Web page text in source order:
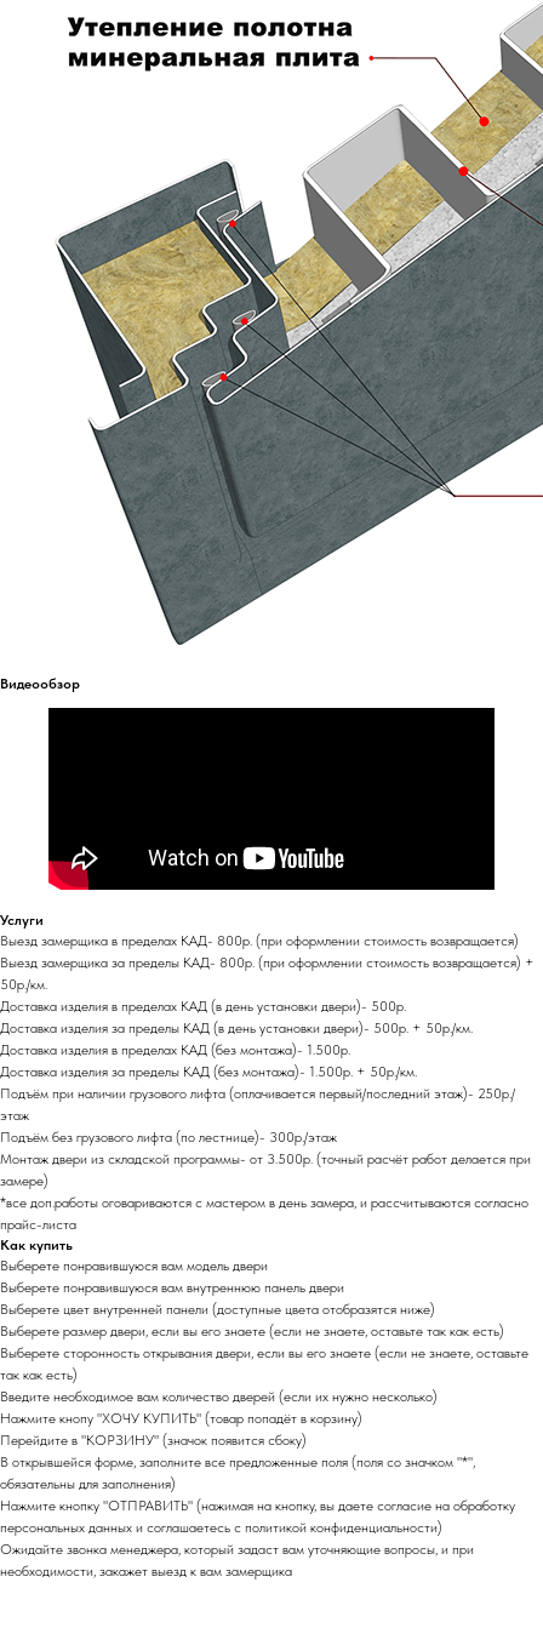
Видеообзор
Услуги
Выезд замерщика в пределах КАД- 800р. (при оформлении стоимость возвращается)
Выезд замерщика за пределы КАД- 800р. (при оформлении стоимость возвращается) +
50р./км.
Доставка изделия в пределах КАД (в день установки двери)- 500р.
Доставка изделия за пределы КАД (в день установки двери)- 500р. + 50р./км.
Доставка изделия в пределах КАД (без монтажа)- 1.500р.
Доставка изделия за пределы КАД (без монтажа)- 1.500р. + 50р./км.
Подъём при наличии грузового лифта (оплачивается первый/последний этаж)- 250р./
этаж
Подъём без грузового лифта (по лестнице)- 300р./этаж
Монтаж двери из складской программы- от 3.500р. (точный расчёт работ делается при
замере)
*все доп.работы оговариваются с мастером в день замера, и рассчитываются согласно
прайс-листа
Как купить
Выберете понравившуюся вам модель двери
Выберете понравившуюся вам внутреннюю панель двери
Выберете цвет внутренней панели (доступные цвета отобразятся ниже)
Выберете размер двери, если вы его знаете (если не знаете, оставьте так как есть)
Выберете сторонность открывания двери, если вы его знаете (если не знаете, оставьте
так как есть)
Введите необходимое вам количество дверей (если их нужно несколько)
Нажмите кнопу "ХОЧУ КУПИТЬ" (товар попадёт в корзину)
Перейдите в "КОРЗИНУ" (значок появится сбоку)
В открывшейся форме, заполните все предложенные поля (поля со значком "*",
обязательны для заполнения)
Нажмите кнопку "ОТПРАВИТЬ" (нажимая на кнопку, вы даете согласие на обработку
персональных данных и соглашаетесь c политикой конфиденциальности)
Ожидайте звонка менеджера, который задаст вам уточняющие вопросы, и при
необходимости, закажет выезд к вам замерщика